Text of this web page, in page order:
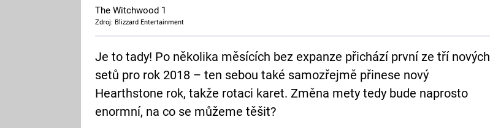
The Witchwood 1
Zdroj: Blizzard Entertainment
Je to tady! Po několika měsících bez expanze přichází první ze tří nových
setů pro rok 2018 – ten sebou také samozřejmě přinese nový
Hearthstone rok, takže rotaci karet. Změna mety tedy bude naprosto
enormní, na co se můžeme těšit?